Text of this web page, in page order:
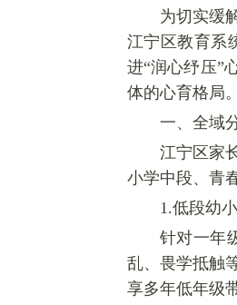
为切实缓
江宁区教育系
进“润心纾压”
体的心育格局。
一、全域
江宁区家
小学中段、青
1.低段幼
针对一年
乱、畏学抵触
享多年低年级